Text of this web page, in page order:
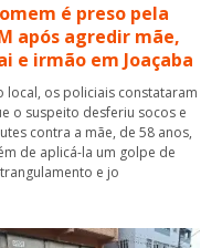
é preso pela
após agredir mãe,
e irmão em Joaçaba
local, os policiais constataram
o suspeito desferiu socos e
contra a mãe, de 58 anos,
de aplicá-la um golpe de
e jo